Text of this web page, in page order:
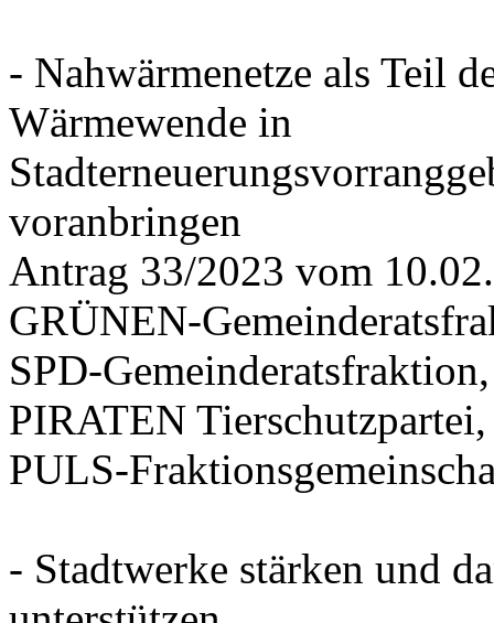
- Nahwärmenetze als Teil
Wärmewende in
voranbringen
Antrag 33/2023 vom
GRÜNEN-
SPD-
PIRATEN Tierschutzpartei,
PULS-
- Stadtwerke stärken und